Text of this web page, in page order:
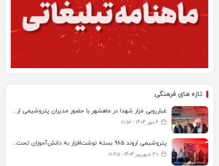
تازه های فرهنگی
غبارروبی مزار شهدا در ماهشهر با حضور مدیران پتروشیمی اروند و مسئولان شهری
2 مهر 1404 - ۲۱:۵۶
پتروشیمی اروند ۹۸۵ بسته نوشت‌افزار به دانش‌آموزان تحت پوشش کمیته امداد بندرماهشهر اهدا کرد
30 شهریور 1404 - ۲۱:۴۵